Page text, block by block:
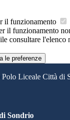
il funzionamento
il funzionamento
consultare l'elenco
le preferenze
Polo Liceale Città di
Sondrio